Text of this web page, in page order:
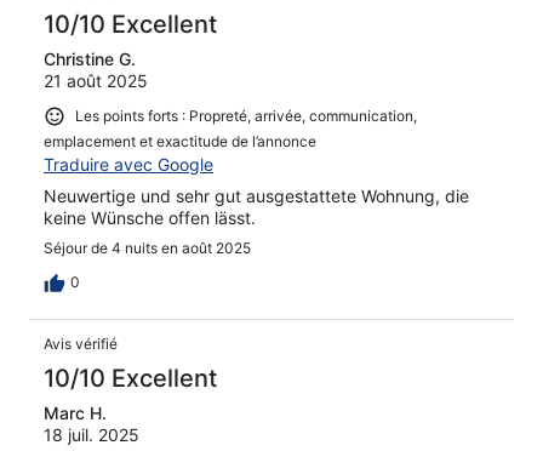
10/10 Excellent
Christine G.
21 août 2025
Les points forts : Propreté, arrivée, communication,
emplacement et exactitude de l’annonce
Traduire avec Google
Neuwertige und sehr gut ausgestattete Wohnung, die
keine Wünsche offen lässt.
Séjour de 4 nuits en août 2025
0
Avis vérifié
10/10 Excellent
Marc H.
18 juil. 2025